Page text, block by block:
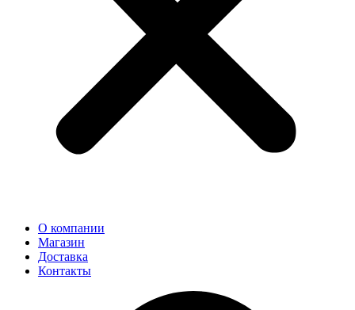
О компании
Магазин
Доставка
Контакты